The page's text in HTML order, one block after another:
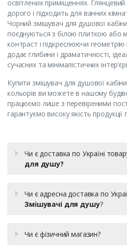
освітлених приміщеннях.
дорого і підходить для ванних
Чорний змішувач для душової
поєднуються з білою плиткою
контраст і підкреслюючи
додає глибини і драматичності,
сучасних та мінімалістичних
Купити змішувач для душової
кольорів ви можете в нашому
працюємо лише з перевіреними
гарантуємо високу якість продукції
Чи є доставка по Україні
для душу?
Чи є адресна доставка по
Змішувачі для душу?
Чи є фізичний магазин?